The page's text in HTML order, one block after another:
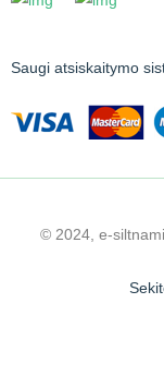
Saugi atsiskaitymo
© 2024, e-